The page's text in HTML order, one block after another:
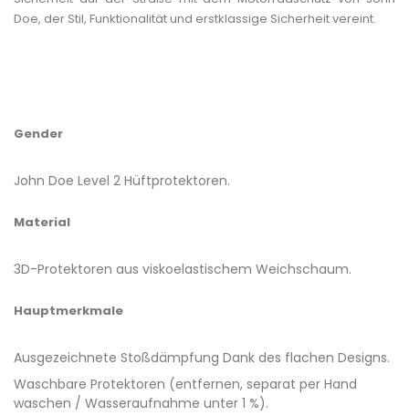
Doe, der Stil, Funktionalität und erstklassige Sicherheit vereint.
Gender
John Doe Level 2 Hüftprotektoren.
Material
3D-Protektoren aus viskoelastischem Weichschaum.
Hauptmerkmale
Ausgezeichnete Stoßdämpfung Dank des flachen Designs.
Waschbare Protektoren (entfernen, separat per Hand
waschen / Wasseraufnahme unter 1 %).